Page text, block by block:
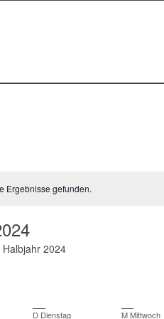
Ergebnisse gefunden.
Halbjahr 2024
D Dienstag MMittwoch